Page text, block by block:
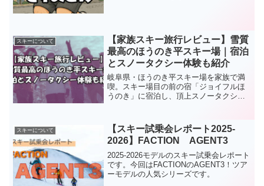
待っていると寄る年波には...
スキーについて
【家族スキー旅行レビュー】雪質
最高のほうのき平スキー場｜宿泊
とスノータクシー体験も紹介
岐阜県・ほうのき平スキー場を家族で満
喫。スキー場目の前の宿「ジョイフルほ
うのき」に宿泊し、頂上スノータクシー
す。
スキーについて
【スキー試乗会レポート2025-
2026】FACTION AGENT3
2025-2026モデルのスキー試乗会レポート
です。今回はFACTIONのAGENT3！ツア
ーモデルの人気シリーズです。